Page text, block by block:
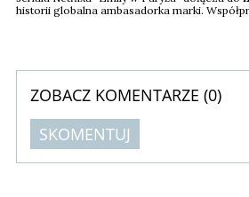
historii globalna ambasadorka marki.
ZOBACZ KOMENTARZE (0)
SKOMENTUJ